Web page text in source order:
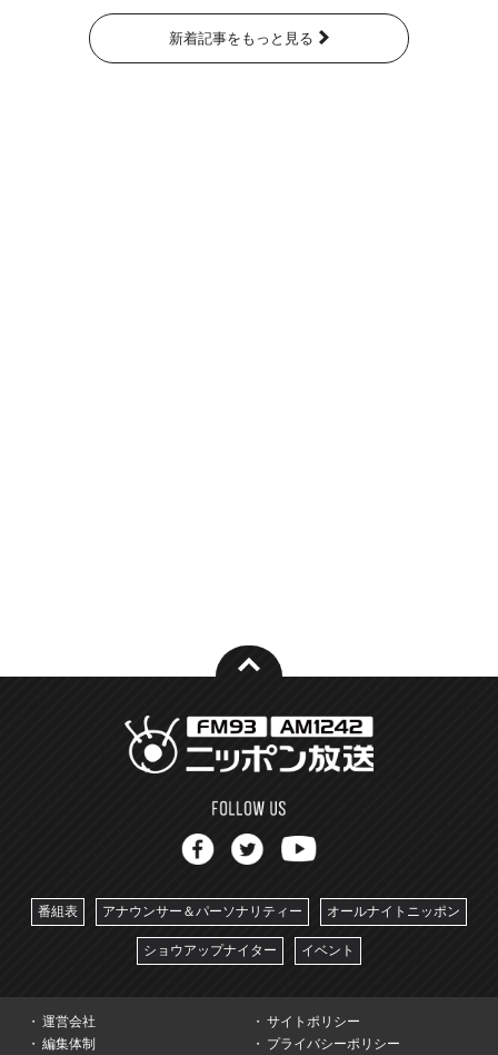
新着記事をもっと見る
番組表 アナウンサー＆パーソナリティー オールナイトニッポン
ショウアップナイター イベント
運営会社
サイトポリシー
編集体制
プライバシーポリシー